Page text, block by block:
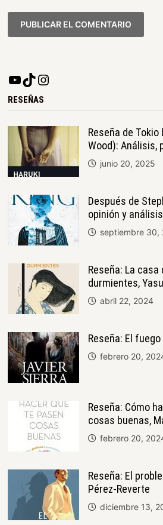
RESEÑAS
Reseña de
Wood): Análisis,
junio 20, 2025
Después de
opinión y
septiembre 30,
Reseña: La
durmientes,
abril 22, 2024
Reseña: El
febrero 20,
Reseña: Cómo
cosas buenas,
febrero 20,
Reseña: El
Pérez-Reverte
diciembre 13,